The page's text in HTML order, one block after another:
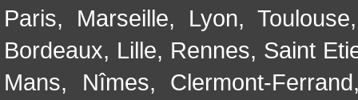
Paris, Marseille, Lyon, Toulouse
Bordeaux, Lille, Rennes, Saint
Mans, Nîmes, Clermont-Ferrand